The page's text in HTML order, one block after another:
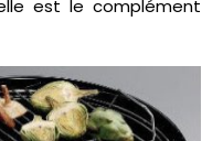
est le complément